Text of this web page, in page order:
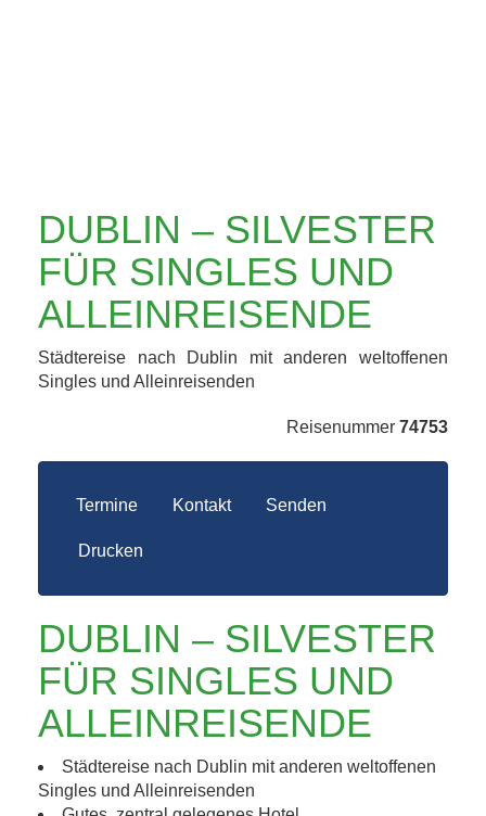
DUBLIN – SILVESTER
FÜR SINGLES UND
ALLEINREISENDE
Städtereise nach Dublin mit anderen weltoffenen
Singles und Alleinreisenden
Reisenummer 74753
Termine Kontakt Senden
Drucken
DUBLIN – SILVESTER
FÜR SINGLES UND
ALLEINREISENDE
Städtereise nach Dublin mit anderen weltoffenen
Singles und Alleinreisenden